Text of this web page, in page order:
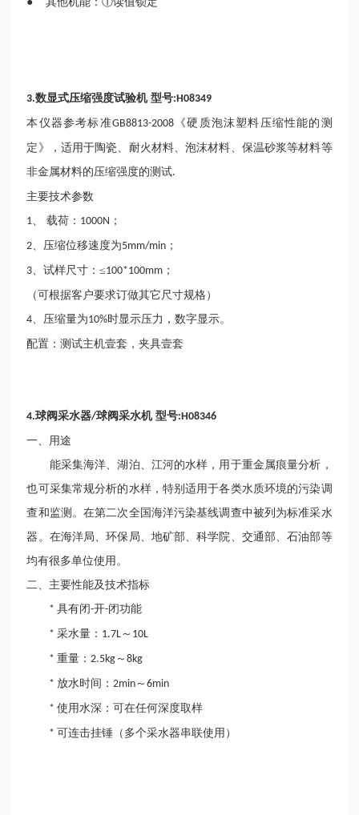
3.数显式压缩强度试验机 型号:H08349
本仪器参考标准GB8813-2008《硬质泡沫塑料压缩性能的测
定》，适用于陶瓷、耐火材料、泡沫材料、保温砂浆等材料等
非金属材料的压缩强度的测试.
主要技术参数
1 、 载荷： 1000N ；
2 、压缩位移速度为5mm/min ；
3 、试样尺寸：≤100*100mm ；
（可根据客户要求订做其它尺寸规格）
4 、压缩量为10%时显示压力，数字显示。
配置：测试主机壹套，夹具壹套
4.球阀采水器/球阀采水机 型号:H08346
一、用途
能采集海洋、湖泊、江河的水样，用于重金属痕量分析，
也可采集常规分析的水样，特别适用于各类水质环境的污染调
查和监测。在第二次全国海洋污染基线调查中被列为标准采水
器。在海洋局、环保局、地矿部、科学院、交通部、石油部等
均有很多单位使用。
二、主要性能及技术指标
*具有闭-开-闭功能
*采水量： 1.7L ～ 10L
*重量： 2.5kg ～8kg
* 放水时间： 2min ～6min
*使用水深：可在任何深度取样
* 可连击挂锤（多个采水器串联使用）